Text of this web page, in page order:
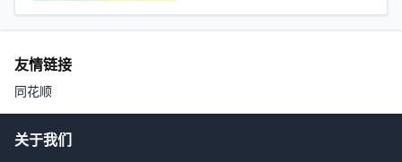
友情链接
同花顺
关于我们